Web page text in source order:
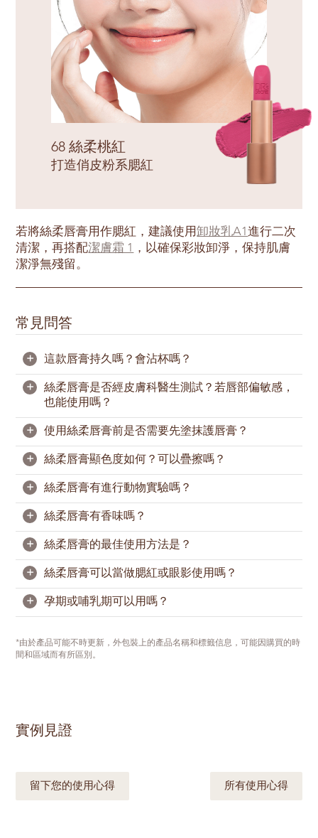
68 絲柔桃紅
打造俏皮粉系腮紅
若將絲柔唇膏用作腮紅，建議使用卸妝乳A1進行二次
清潔，再搭配潔膚霜 1 ，以確保彩妝卸淨，保持肌膚
潔淨無殘留。
常見問答
+ 這款唇膏持久嗎？會沾杯嗎？
絲柔唇膏不屬於不沾杯唇膏，但上唇霧感顯色持久。
如果需要，隨時補塗也很方便。
+
絲柔唇膏是否經皮膚科醫生測試？若唇部偏敏感，
也能使用嗎？
絲柔唇膏經皮膚科醫生測試，配方溫和無刺激，唇部
肌膚較為脆弱也能安心使用。
本品適用於敏感肌，但仍建議使用前先進行局部測
試；若出現不適，請停止使用。
+ 使用絲柔唇膏前是否需要先塗抹護唇膏？
絲柔唇膏添加霍霍巴籽油、椰子油和透明質酸鈉等一
系列滋養成分，維持雙唇滋潤、不拔乾。
若唇部偏乾，建議先薄塗一層
掉多餘潤唇膏，打造乾淨服帖的唇部底妝。
+ 絲柔唇膏顯色度如何？可以疊擦嗎？
絲柔唇膏採用高飽和色澤，一筆濃郁上唇，超顯色。
按需疊擦，讓唇妝更飽滿。
+ 絲柔唇膏有進行動物實驗嗎？
我們不進行動物實驗，但部分市場的法規可能仍要求
相關測試，因此絲柔唇膏暫不標示為“零殘忍”。
+ 絲柔唇膏有香味嗎？
絲柔唇膏帶有濃郁的可可、香草和奶油的柔和氣息，
締造奢雅格調。
+ 絲柔唇膏的最佳使用方法是？
為達到最佳唇妝效果，建議先用 奇麗纖
溫和去除唇部
老廢角質。接著塗抹 修護潤唇膏
多餘膏體，打造乾淨服帖的唇部底妝。
從唇部中央開始塗抹絲柔唇膏，輕暈至唇邊，再以面
紙修飾唇緣，呈現利落細緻的唇妝。
+ 絲柔唇膏可以當做腮紅或眼影使用嗎？
可以用作腮紅，不過不建議當眼影使用。因眼周肌膚
針對此用途進行設計與測試。
+ 孕期或哺乳期可以用嗎？
由於每個人的具體情況不一樣，如果您有這方面的顧
慮，我們會建議您徵求醫生的意見。如果您對某些成
*由於產品可能不時更新，外包裝上的產品名稱和標籤信息，可能因購買的時
間和區域而有所區別。
實例見證
留下您的使用心得 所有使用心得